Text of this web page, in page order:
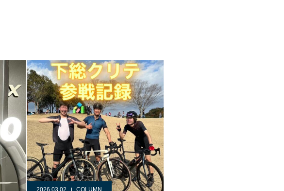
2026.03.02 COLUMN